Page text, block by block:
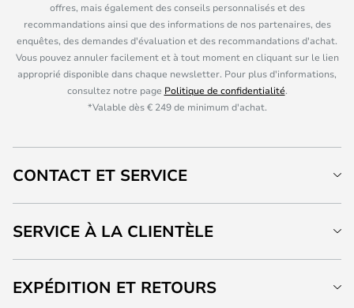
offres, mais également des conseils personnalisés et des
recommandations ainsi que des informations de nos partenaires, des
enquêtes, des demandes d'évaluation et des recommandations d'achat.
Vous pouvez annuler facilement et à tout moment en cliquant sur le lien
approprié disponible dans chaque newsletter. Pour plus d'informations,
consultez notre page Politique de confidentialité.
*Valable dès € 249 de minimum d'achat.
CONTACT ET SERVICE
SERVICE À LA CLIENTÈLE
EXPÉDITION ET RETOURS